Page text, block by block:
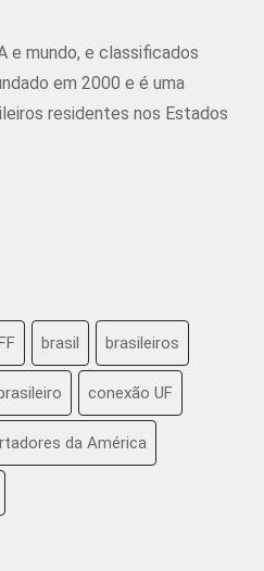
e mundo, e classificados
em 2000 e é uma
residentes nos Estados
brasil brasileiros
conexão UF
da América